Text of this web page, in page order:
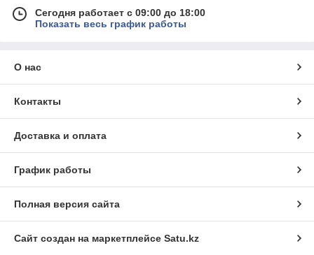
Сегодня работает с 09:00 до 18:00
Показать весь график работы
О нас
Контакты
Доставка и оплата
График работы
Полная версия сайта
Сайт создан на маркетплейсе Satu.kz